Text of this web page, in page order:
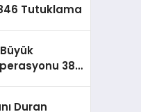
Tutuklama
387
Duran